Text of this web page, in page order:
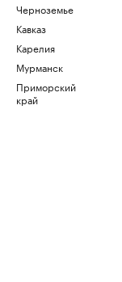
Черноземье
Кавказ
Карелия
Мурманск
Приморский
край